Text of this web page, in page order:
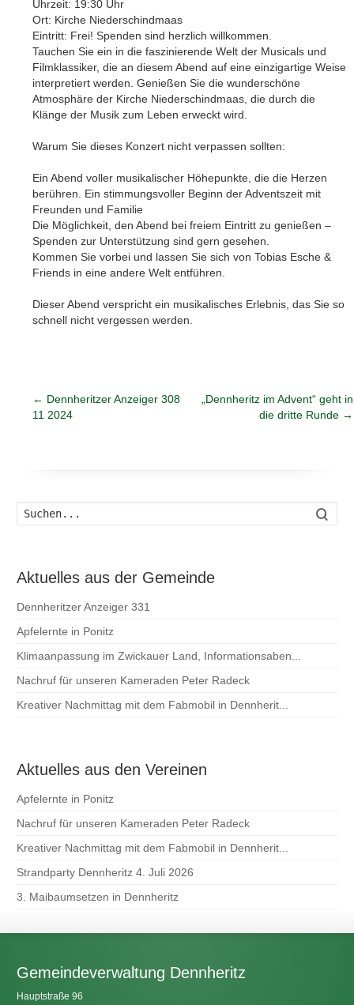
Uhrzeit: 19:30 Uhr
Ort: Kirche Niederschindmaas
Eintritt: Frei! Spenden sind herzlich willkommen.
Tauchen Sie ein in die faszinierende Welt der Musicals und
Filmklassiker, die an diesem Abend auf eine einzigartige Weise
interpretiert werden. Genießen Sie die wunderschöne
Atmosphäre der Kirche Niederschindmaas, die durch die
Klänge der Musik zum Leben erweckt wird.
Warum Sie dieses Konzert nicht verpassen sollten:
Ein Abend voller musikalischer Höhepunkte, die die Herzen
berühren. Ein stimmungsvoller Beginn der Adventszeit mit
Freunden und Familie
Die Möglichkeit, den Abend bei freiem Eintritt zu genießen –
Spenden zur Unterstützung sind gern gesehen.
Kommen Sie vorbei und lassen Sie sich von Tobias Esche &
Friends in eine andere Welt entführen.
Dieser Abend verspricht ein musikalisches Erlebnis, das Sie so
schnell nicht vergessen werden.
← Dennheritzer Anzeiger 308
11 2024
„Dennheritz im Advent“ geht in
die dritte Runde →
Aktuelles aus der Gemeinde
Dennheritzer Anzeiger 331
Apfelernte in Ponitz
Klimaanpassung im Zwickauer Land, Informationsaben...
Nachruf für unseren Kameraden Peter Radeck
Kreativer Nachmittag mit dem Fabmobil in Dennherit...
Aktuelles aus den Vereinen
Apfelernte in Ponitz
Nachruf für unseren Kameraden Peter Radeck
Kreativer Nachmittag mit dem Fabmobil in Dennherit...
Strandparty Dennheritz 4. Juli 2026
3. Maibaumsetzen in Dennheritz
Gemeindeverwaltung Dennheritz
Hauptstraße 96